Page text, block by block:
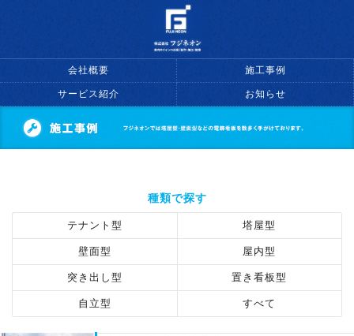
会社概要 施工事例
サービス紹介 お知らせ
種類で探す
テナント型 塔屋型
壁面型 屋内型
突き出し型 置き看板型
自立型 すべて